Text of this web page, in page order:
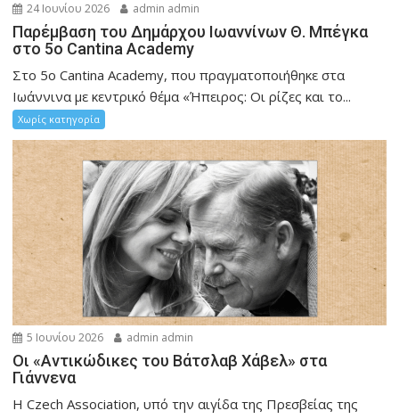
24 Ιουνίου 2026 admin admin
Παρέμβαση του Δημάρχου Ιωαννίνων Θ. Μπέγκα
στο 5ο Cantina Academy
Στο 5ο Cantina Academy, που πραγματοποιήθηκε στα
Ιωάννινα με κεντρικό θέμα «Ήπειρος: Οι ρίζες και το...
Χωρίς κατηγορία
5 Ιουνίου 2026 admin admin
Οι «Αντικώδικες του Βάτσλαβ Χάβελ» στα
Γιάννενα
Η Czech Association, υπό την αιγίδα της Πρεσβείας της